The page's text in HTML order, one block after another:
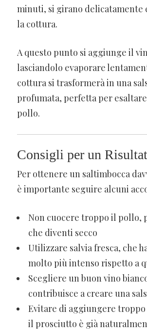
minuti, si girano delicatamente
la cottura.
A questo punto si aggiunge il
lasciandolo evaporare
cottura si trasformerà in una
profumata, perfetta per
pollo.
Consigli per un
Per ottenere un saltimbocca
è importante seguire alcuni
Non cuocere troppo il pollo,
che diventi secco
Utilizzare salvia fresca, che
molto più intenso rispetto a
Scegliere un buon vino
contribuisce a creare una
Evitare di aggiungere troppo
il prosciutto è già